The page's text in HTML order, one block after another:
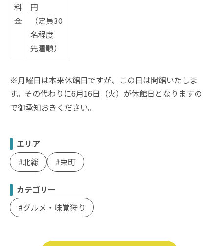
料
金
円
（定員30
名程度
先着順）
※月曜日は本来休館日ですが、この日は開館いたしま
す。その代わりに6月16日（火）が休館日となりますの
で御承知おきください。
エリア
北総
栄町
カテゴリー
グルメ・味覚狩り